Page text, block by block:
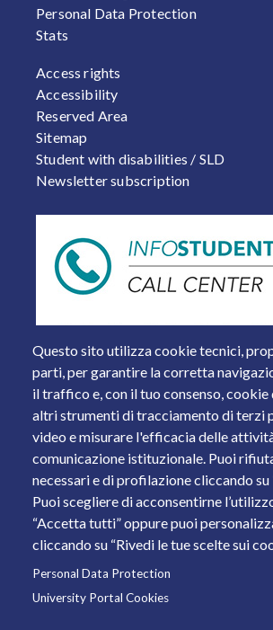
Questo sito utilizza cookie tecnici,
parti, per garantire la corretta
il traffico e, con il tuo consenso,
altri strumenti di tracciamento di terzi
video e misurare l'efficacia delle
comunicazione istituzionale. Puoi
necessari e di profilazione cliccando su
Puoi scegliere di acconsentirne
“Accetta tutti” oppure puoi
cliccando su “Rivedi le tue scelte sui
Personal Data Protection
University Portal Cookies
Personal Data Protection
Stats
FOOTER 2
Access rights
Accessibility
Reserved Area
Sitemap
Student with disabilities / SLD
Newsletter subscription
Piazza del Mercato, 15 - 25121 Brescia
Tel. +39 030 2988.1 PEC:
Partita IVA: 01773710171 Codice
© 2011 Università degli Studi di